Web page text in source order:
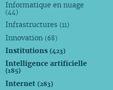
Informatique en nuage
(44)
Infrastructures (11)
Innovation (68)
Institutions(423)
Intelligence artificielle
(185)
Internet(283)